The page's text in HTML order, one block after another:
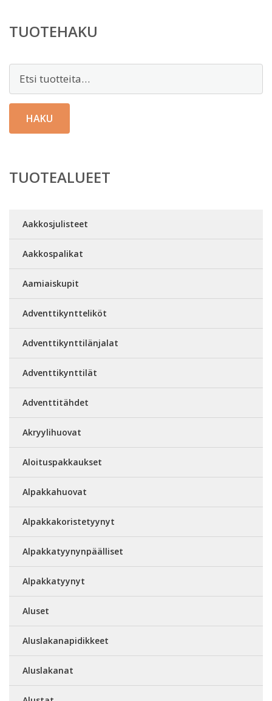
TUOTEHAKU
Etsi:
HAKU
TUOTEALUEET
Aakkosjulisteet
Aakkospalikat
Aamiaiskupit
Adventtikyntteliköt
Adventtikynttilänjalat
Adventtikynttilät
Adventtitähdet
Akryylihuovat
Aloituspakkaukset
Alpakkahuovat
Alpakkakoristetyynyt
Alpakkatyynynpäälliset
Alpakkatyynyt
Aluset
Aluslakanapidikkeet
Aluslakanat